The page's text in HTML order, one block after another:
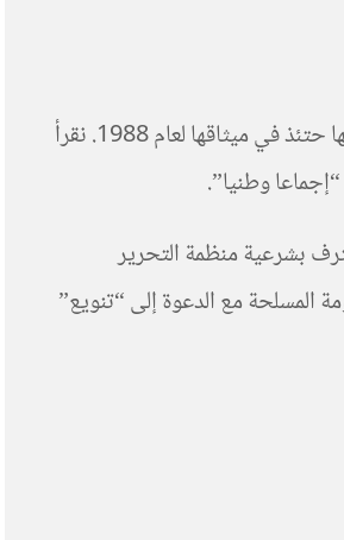
أياما قلائل قبل زيارة المجاملة التي قام بها عباس ، أخرجت حركة عباس إلى العموم “وثيقة سياسية جديدة” دالة على اعتدال هام في مواقفها، المعبر عنها حتئذ في ميثاقها لعام 1988. نقرأ
وطنيا”.
بشرعية منظمة التحرير
المسلحة مع الدعوة إلى “تنويع”